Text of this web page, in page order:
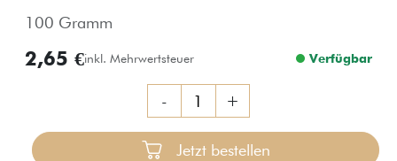
100 Gramm
2,65 €inkl. Mehrwertsteuer Verfügbar
- +
Jetzt bestellen